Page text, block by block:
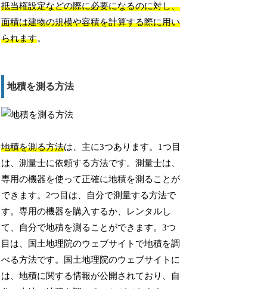
抵当権設定などの際に必要になるのに対し、
面積は建物の規模や容積を計算する際に用い
られます。
地積を測る方法
地積を測る方法は、主に3つあります。1つ目
は、測量士に依頼する方法です。測量士は、
専用の機器を使って正確に地積を測ることが
できます。2つ目は、自分で測量する方法で
す。専用の機器を購入するか、レンタルし
て、自分で地積を測ることができます。3つ
目は、国土地理院のウェブサイトで地積を調
べる方法です。国土地理院のウェブサイトに
は、地積に関する情報が公開されており、自